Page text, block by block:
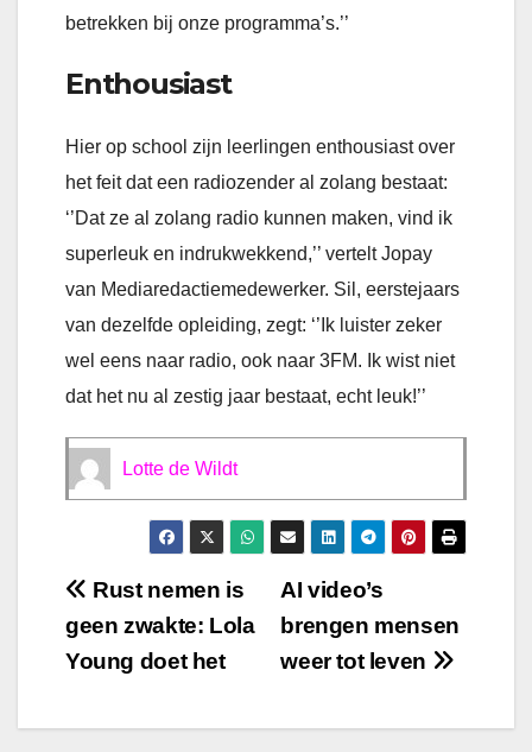
betrekken bij onze programma’s.’’
Enthousiast
Hier op school zijn leerlingen enthousiast over
het feit dat een radiozender al zolang bestaat:
‘’Dat ze al zolang radio kunnen maken, vind ik
superleuk en indrukwekkend,’’ vertelt Jopay
van Mediaredactiemedewerker. Sil, eerstejaars
van dezelfde opleiding, zegt: ‘’Ik luister zeker
wel eens naar radio, ook naar 3FM. Ik wist niet
dat het nu al zestig jaar bestaat, echt leuk!’’
Lotte de Wildt
Bericht
navigatie
AI video’s
brengen mensen
weer tot leven
Rust nemen is
geen zwakte: Lola
Young doet het